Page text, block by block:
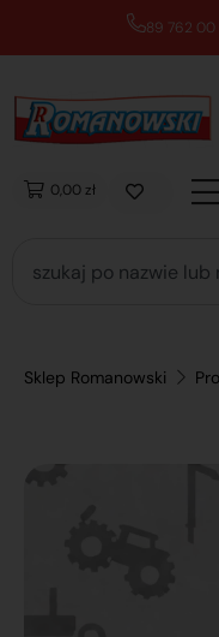
89 762 00
0,00 zł
Sklep Romanowski